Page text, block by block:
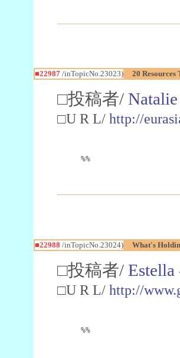
■22987/inTopicNo.23023) 20
□投稿者/ Natalie
□U R L/ http://
%%
■22988 /inTopicNo.23024) What's
□投稿者/ Estella
□U R L/ http://
%%